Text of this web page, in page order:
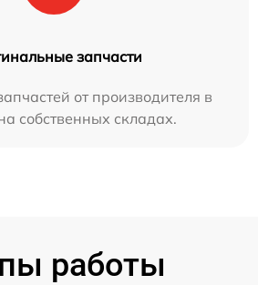
запчасти
от производителя в
собственных складах.
работы